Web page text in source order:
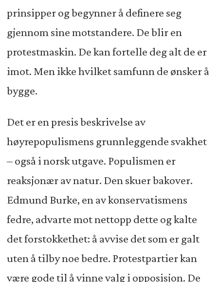
prinsipper og begynner å definere seg
gjennom sine motstandere. De blir en
protestmaskin. De kan fortelle deg alt de er
imot. Men ikke hvilket samfunn de ønsker å
bygge.
Det er en presis beskrivelse av
høyrepopulismens grunnleggende svakhet
– også i norsk utgave. Populismen er
reaksjonær av natur. Den skuer bakover.
Edmund Burke, en av konservatismens
fedre, advarte mot nettopp dette og kalte
det forstokkethet: å avvise det som er galt
uten å tilby noe bedre. Protestpartier kan
være gode til å vinne valg i opposisjon. De